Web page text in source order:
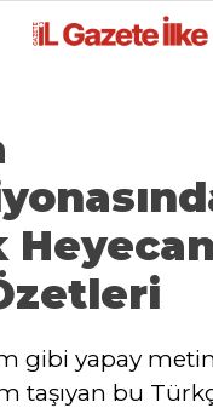
gibi yapay
taşıyan bu